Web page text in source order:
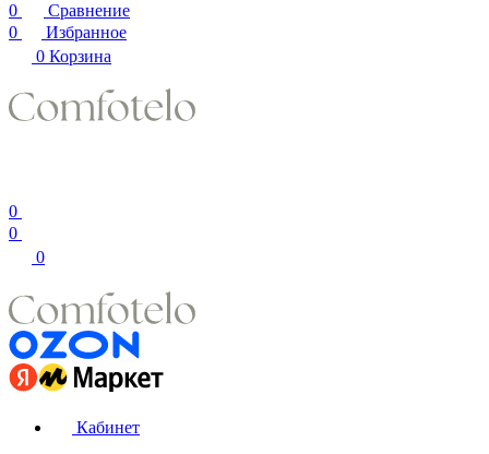
0
Сравнение
0
Избранное
0 Корзина
0
0
0
Кабинет